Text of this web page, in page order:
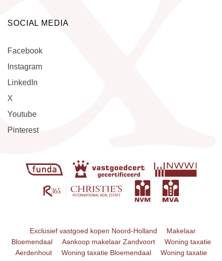
SOCIAL MEDIA
Facebook
Instagram
LinkedIn
X
Youtube
Pinterest
Exclusief vastgoed kopen Noord-Holland
Makelaar
Bloemendaal
Aankoop makelaar Zandvoort
Woning taxatie
Aerdenhout
Woning taxatie Bloemendaal
Woning taxatie